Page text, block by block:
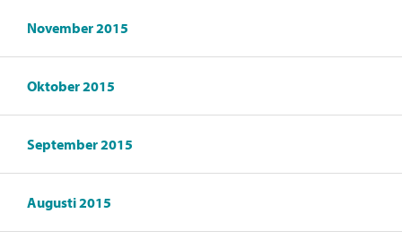
November 2015
Oktober 2015
September 2015
Augusti 2015